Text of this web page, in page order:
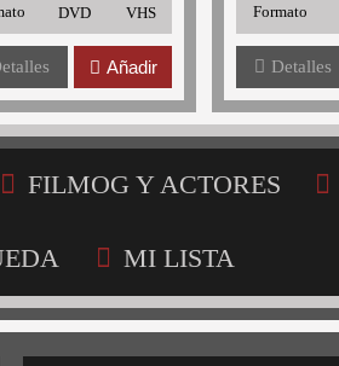
DVD VHS
Añadir
Formato
Detalles
FILMOG Y ACTORES
MI LISTA